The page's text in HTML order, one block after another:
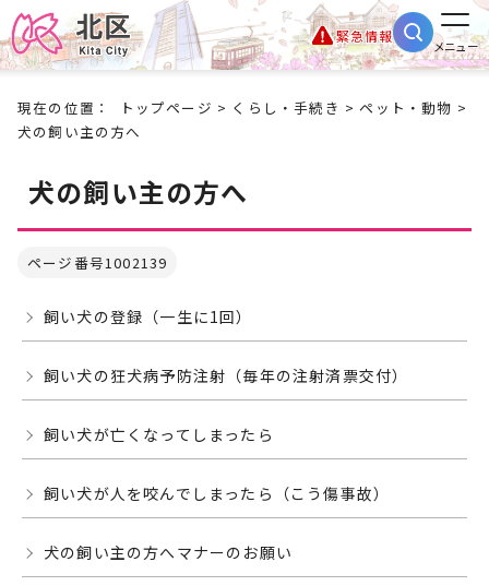
緊急情報
メニュー
現在の位置： トップページ > くらし・手続き >ペット・動物 >
犬の飼い主の方へ
犬の飼い主の方へ
ページ番号1002139
飼い犬の登録（一生に1回）
飼い犬の狂犬病予防注射（毎年の注射済票交付）
飼い犬が亡くなってしまったら
飼い犬が人を咬んでしまったら（こう傷事故）
犬の飼い主の方へマナーのお願い